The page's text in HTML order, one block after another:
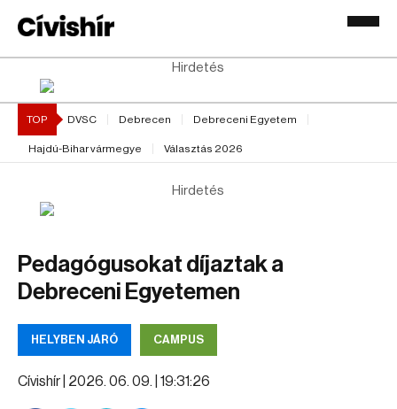
Hirdetés
TOP DVSC Debrecen Debreceni Egyetem
Hajdú-Bihar vármegye Választás 2026
Hirdetés
Pedagógusokat díjaztak a
Debreceni Egyetemen
HELYBEN JÁRÓ CAMPUS
Cívishír | 2026. 06. 09. | 19:31:26